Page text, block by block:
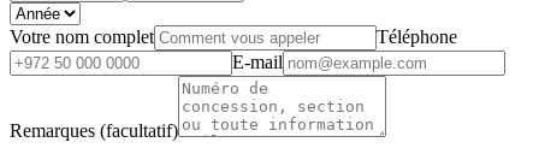
Votre nom complet
Téléphone
E-mail
Remarques (facultatif)